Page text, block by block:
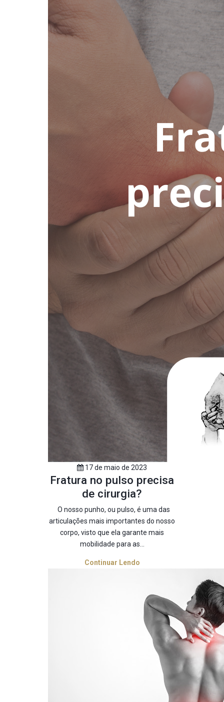
17 de maio de 2023
Fratura no pulso precisa
de cirurgia?
O nosso punho, ou pulso, é uma das
articulações mais importantes do nosso
corpo, visto que ela garante mais
mobilidade para as...
Continuar Lendo